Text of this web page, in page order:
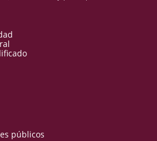
públicos